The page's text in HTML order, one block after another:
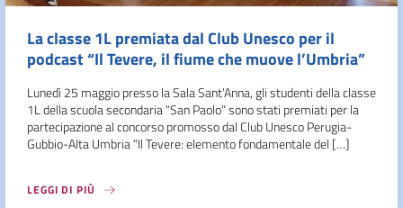
La classe 1L premiata dal Club Unesco per il
podcast “Il Tevere, il fiume che muove l’Umbria”
Lunedì 25 maggio presso la Sala Sant’Anna, gli studenti della classe
1L della scuola secondaria “San Paolo” sono stati premiati per la
partecipazione al concorso promosso dal Club Unesco Perugia-
Gubbio-Alta Umbria “Il Tevere: elemento fondamentale del […]
LEGGI DI PIÙ